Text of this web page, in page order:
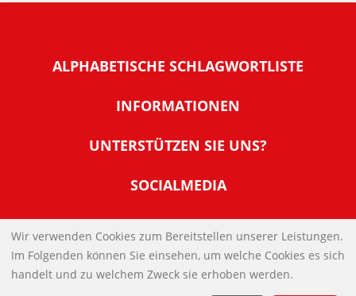
ALPHABETISCHE SCHLAGWORTLISTE
INFORMATIONEN
Warum NachDenkSeiten
Tipps zur Nutzung der NachDenkSeiten
Banner und E-Mail-Signaturen
Links
Kontakt
UNTERSTÜTZEN SIE UNS?
Werden Sie Fördermitglied
Spenden Sie Online
SOCIALMEDIA
IMPRESSUM
DATENSCHUTZERKLÄRUNG
Wir verwenden Cookies zum Bereitstellen unserer Leistungen.
Im Folgenden können Sie einsehen, um welche Cookies es sich
handelt und zu welchem Zweck sie erhoben werden.